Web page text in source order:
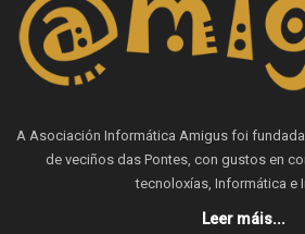
A Asociación Informática Amigus foi
de veciños das Pontes, con gustos en
tecnoloxías, Informática e
Leer máis...